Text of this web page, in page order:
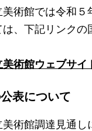
術館では令和５
、下記リンクの
術館ウェブサイ
表について
術館調達見通